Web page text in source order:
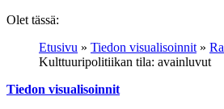
Olet tässä:
Etusivu » Tiedon visualisoinnit »
Kulttuuripolitiikan tila: avainluvut
Tiedon visualisoinnit